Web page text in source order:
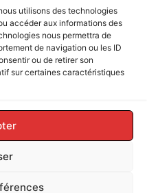
utilisons des technologies
accéder aux informations des
nous permettra de
de navigation ou les ID
ou de retirer son
sur certaines caractéristiques
/// Rue Colbert ///
Mars /// Rue de Talleyrand ///
Succursalisme /// Tramway ///